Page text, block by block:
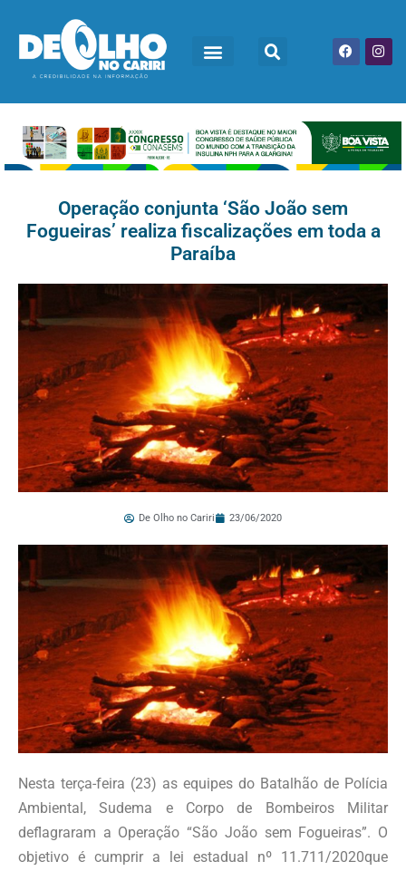
Operação conjunta ‘São João sem
Fogueiras’ realiza fiscalizações em toda a
Paraíba
De Olho no Cariri 23/06/2020
Nesta terça-feira (23) as equipes do Batalhão de Polícia
Ambiental, Sudema e Corpo de Bombeiros Militar
deflagraram a Operação “São João sem Fogueiras”. O
objetivo é cumprir a lei estadual nº 11.711/2020que